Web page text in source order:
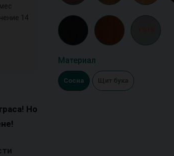
14
Но
Материал
Сосна Щит бука